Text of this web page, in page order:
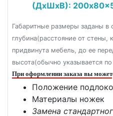
(ДxШxВ):
Габаритные размеры заданы
глубина(расстояние от стены,
придвинута мебель, до ее
высота(обычно указывается
При оформлении заказа вы
Положение
Материалы ножек
Замена